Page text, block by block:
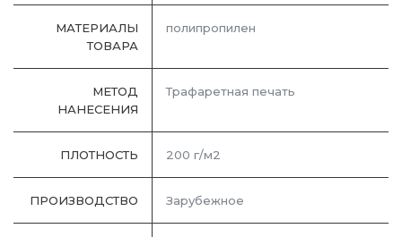
МАТЕРИАЛЫ
ТОВАРА
полипропилен
МЕТОД
НАНЕСЕНИЯ
Трафаретная печать
ПЛОТНОСТЬ 200 г/м2
ПРОИЗВОДСТВО Зарубежное